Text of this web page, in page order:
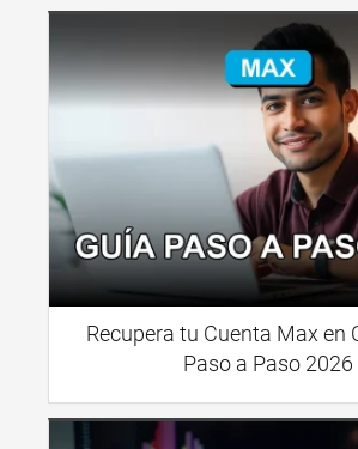
Recupera tu Cuenta Max en
Paso a Paso 2026